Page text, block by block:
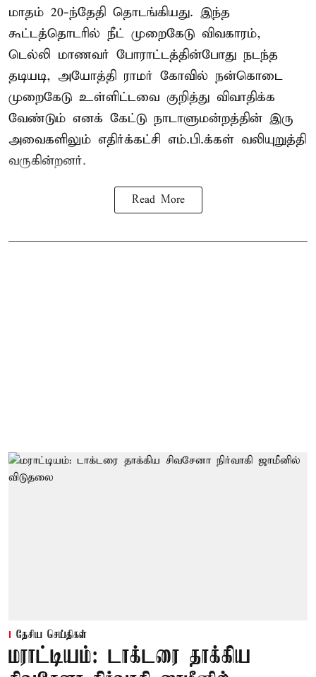
மாதம் 20-ந்தேதி தொடங்கியது. இந்த
கூட்டத்தொடரில் நீட் முறைகேடு விவகாரம்,
டெல்லி மாணவர் போராட்டத்தின்போது நடந்த
தடியடி, அயோத்தி ராமர் கோவில் நன்கொடை
முறைகேடு உள்ளிட்டவை குறித்து விவாதிக்க
வேண்டும் எனக் கேட்டு நாடாளுமன்றத்தின் இரு
அவைகளிலும் எதிர்க்கட்சி எம்.பி.க்கள் வலியுறுத்தி
வருகின்றனர்.
Read More
தேசிய செய்திகள்
மராட்டியம்: டாக்டரை தாக்கிய